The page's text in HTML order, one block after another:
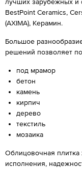
лучших зарубежных и
BestPoint Ceramics,
(AXIMA), Керамин.
Большое
решений позволяет
под мрамор
бетон
камень
кирпич
дерево
текстиль
мозаика
Облицовочная плитка
исполнения,